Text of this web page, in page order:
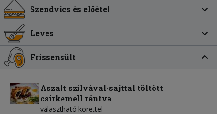
Szendvics és előétel
Leves
Frissensült
Aszalt szilvával-sajttal töltött
csirkemell rántva
választható körettel